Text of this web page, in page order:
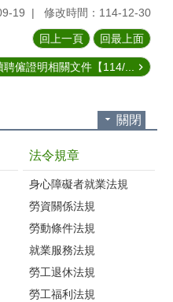
19 修改時間：114-12-30
回上一頁 回最上面
聘僱證明相關文件【114/...
關閉
法令規章
身心障礙者就業法規
勞資關係法規
勞動條件法規
就業服務法規
勞工退休法規
勞工福利法規